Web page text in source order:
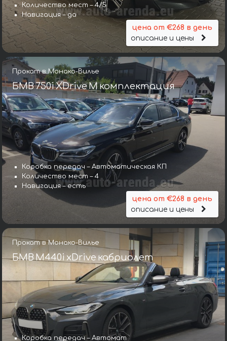
Количество мест – 4/5
Навигация – да
цена от €268 в день
описание и цены
Прокат в Монако-Вилье
БМВ 750i XDrive M комплектация
Коробка передач – Автоматическая КП
Количество мест – 4
Навигация – есть
цена от €268 в день
описание и цены
Прокат в Монако-Вилье
БМВ M440i xDrive кабриолет
Коробка передач – Автомат